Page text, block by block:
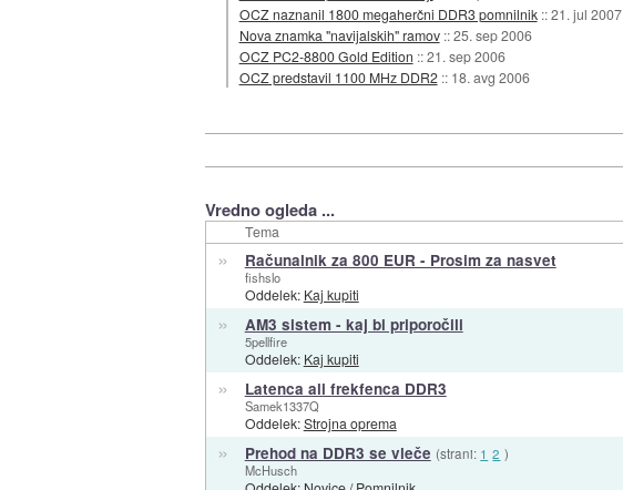
OCZ naznanil 1800 megaherčni DDR3 pomnilnik ::21. jul 2007
Nova znamka "navijalskih" ramov ::25. sep 2006
OCZ PC2-8800 Gold Edition ::21. sep 2006
OCZ predstavil 1100 MHz DDR2 :: 18. avg 2006
Vredno ogleda ...
Tema
» Računalnik za 800 EUR - Prosim za nasvet
fishslo
Oddelek: Kaj kupiti
» AM3 sistem - kaj bi priporočili
5pellfire
Oddelek: Kaj kupiti
» Latenca ali frekfenca DDR3
Samek1337Q
Oddelek:Strojna oprema
» Prehod na DDR3 se vleče (strani: 1 2 )
McHusch